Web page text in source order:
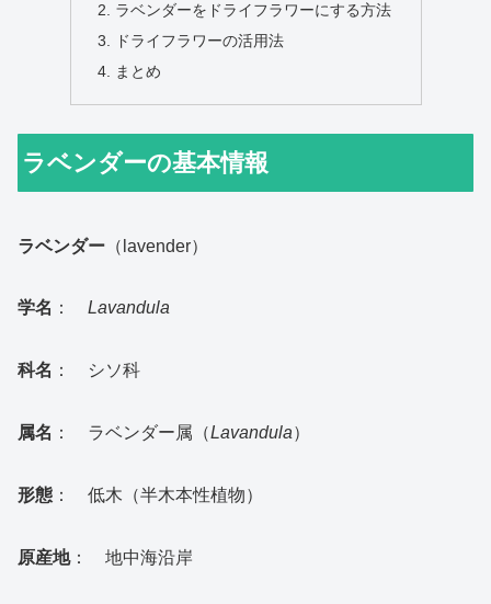
ラベンダーをドライフラワーにする方法
ドライフラワーの活用法
まとめ
ラベンダーの基本情報
ラベンダー （lavender）
学名 ： Lavandula
科名 ： シソ科
属名 ： ラベンダー属（Lavandula）
形態 ： 低木（半木本性植物）
原産地： 地中海沿岸